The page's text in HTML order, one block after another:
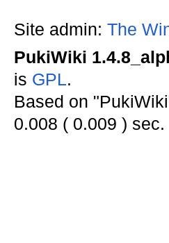
Site admin: The
PukiWiki
is GPL.
Based on
0.008 ( 0.009 ) sec.